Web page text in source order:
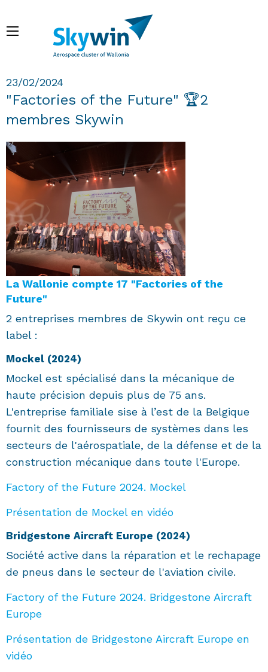
contenu
Fil d'Ariane
23/02/2024
"Factories of the Future" 🏆2
membres Skywin
La Wallonie compte 17 "Factories of the
Future"
2 entreprises membres de Skywin ont reçu ce
label :
Mockel (2024)
Mockel est spécialisé dans la mécanique de
haute précision depuis plus de 75 ans.
L'entreprise familiale sise à l’est de la Belgique
fournit des fournisseurs de systèmes dans les
secteurs de l'aérospatiale, de la défense et de la
construction mécanique dans toute l'Europe.
Factory of the Future 2024. Mockel
Présentation de Mockel en vidéo
Bridgestone Aircraft Europe (2024)
Société active dans la réparation et le rechapage
de pneus dans le secteur de l'aviation civile.
Factory of the Future 2024. Bridgestone Aircraft
Europe
Présentation de Bridgestone Aircraft Europe en
vidéo